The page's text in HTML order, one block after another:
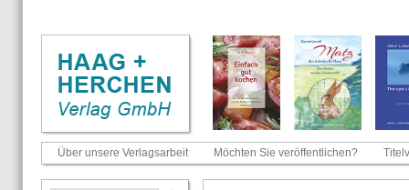
Über unsere Verlagsarbeit Möchten Sie veröffentlichen?